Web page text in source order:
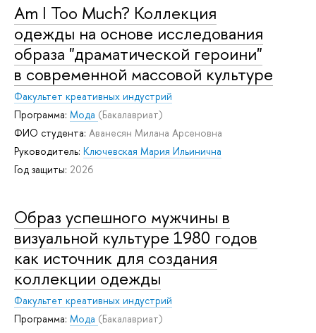
Am I Too Much? Коллекция
одежды на основе исследования
образа "драматической героини"
в современной массовой культуре
Факультет креативных индустрий
Программа: Мода (Бакалавриат)
ФИО студента: Аванесян Милана Арсеновна
Руководитель: Ключевская Мария Ильинична
Год защиты: 2026
Образ успешного мужчины в
визуальной культуре 1980 годов
как источник для создания
коллекции одежды
Факультет креативных индустрий
Программа: Мода (Бакалавриат)